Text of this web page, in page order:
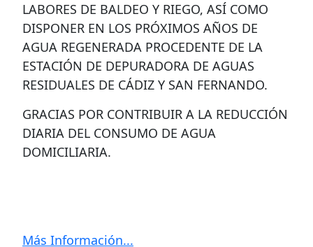
LABORES DE BALDEO Y RIEGO, ASÍ COMO
DISPONER EN LOS PRÓXIMOS AÑOS DE
AGUA REGENERADA PROCEDENTE DE LA
ESTACIÓN DE DEPURADORA DE AGUAS
RESIDUALES DE CÁDIZ Y SAN FERNANDO.
GRACIAS POR CONTRIBUIR A LA REDUCCIÓN
DIARIA DEL CONSUMO DE AGUA
DOMICILIARIA.
Más Información...